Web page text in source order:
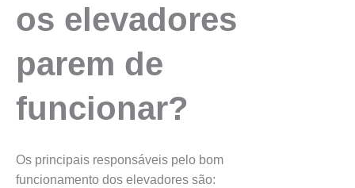
os elevadores
parem de
funcionar?
Os principais responsáveis pelo bom
funcionamento dos elevadores são: